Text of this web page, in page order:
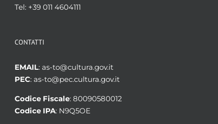
Tel: +39 011 4604111
CONTATTI
EMAIL: as-to@cultura.gov.it
PEC: as-to@pec.cultura.gov.it
Codice Fiscale: 80090580012
Codice IPA: N9Q5OE